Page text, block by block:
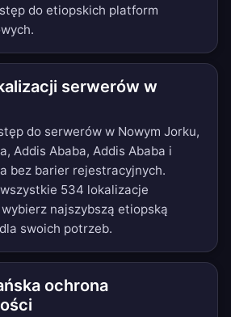
do etiopskich platform
serwerów w
do serwerów w Nowym Jorku,
Addis Ababa, Addis Ababa i
bez barier rejestracyjnych.
534 lokalizacje
wybierz najszybszą etiopską
swoich potrzeb.
ochrona